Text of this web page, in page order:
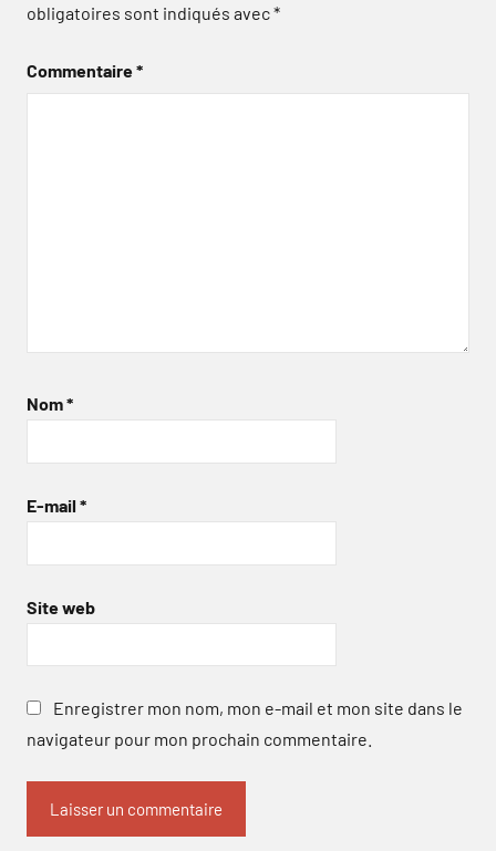
obligatoires sont indiqués avec*
Commentaire*
Nom*
E-mail *
Site web
Enregistrer mon nom, mon e-mail et mon site dans le
navigateur pour mon prochain commentaire.